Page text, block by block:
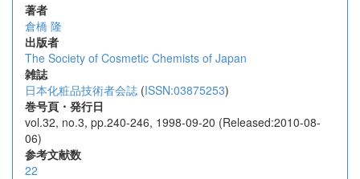
著者
倉橋 隆
出版者
The Society of Cosmetic Chemists of Japan
雑誌
日本化粧品技術者会誌 (ISSN:03875253)
巻号頁・発行日
vol.32, no.3, pp.240-246, 1998-09-20 (Released:2010-08-
06)
参考文献数
22